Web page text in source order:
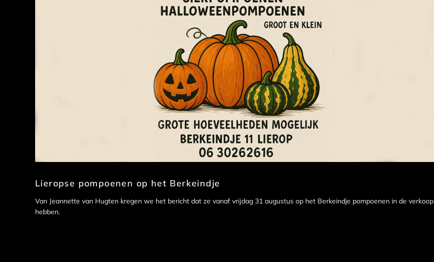
Lieropse pompoenen op het Berkeindje
Van Jeannette van Hugten kregen we het bericht dat ze vanaf vrijdag 31 augustus op het Berkeindje pompoenen in de verkoop
hebben.